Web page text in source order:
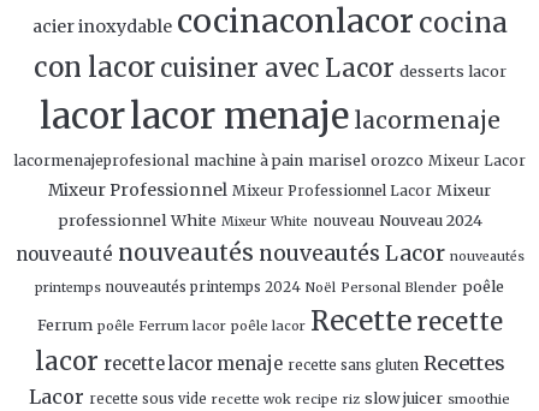
acier inoxydable cocinaconlacor cocina
con lacor cuisiner avec Lacor desserts lacor
lacorlacor menaje lacormenaje
lacormenajeprofesional machine à pain marisel orozco Mixeur Lacor
Mixeur Professionnel Mixeur Professionnel Lacor Mixeur
professionnel White Mixeur White nouveau Nouveau 2024
nouveauté nouveautés nouveautés Lacor nouveautés
printemps nouveautés printemps 2024 Noël Personal Blender poêle
Ferrum poêle Ferrum lacor poêle lacor Recette recette
lacor recette lacor menaje recette sans gluten Recettes
Lacor recette sous vide recette wok recipe riz slow juicer smoothie